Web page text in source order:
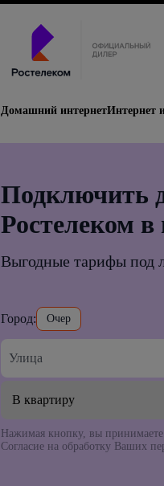
Домашний интернетИнтернет
Подключить
Ростелеком в
Выгодные тарифы под
Город: Очер
Нажимая кнопку, вы
Согласие на обработку Ваших